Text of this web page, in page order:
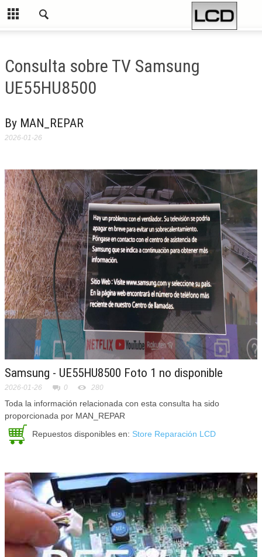
Consulta sobre TV Samsung
UE55HU8500
By MAN_REPAR
2026-01-26
Samsung - UE55HU8500 Foto 1 no disponible
2026-01-26 0 280
Toda la información relacionada con esta consulta ha sido
proporcionada por MAN_REPAR
Repuestos disponibles en: Store Reparación LCD